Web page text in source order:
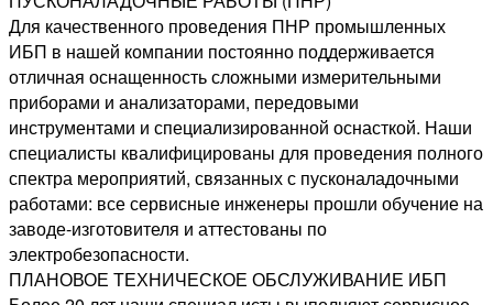
Для качественного проведения ПНР промышленных
ИБП в нашей компании постоянно поддерживается
отличная оснащенность сложными измерительными
приборами и анализаторами, передовыми
инструментами и специализированной оснасткой. Наши
специалисты квалифицированы для проведения полного
спектра мероприятий, связанных с пусконаладочными
работами: все сервисные инженеры прошли обучение на
заводе-изготовителя и аттестованы по
электробезопасности.
ПЛАНОВОЕ ТЕХНИЧЕСКОЕ ОБСЛУЖИВАНИЕ ИБП